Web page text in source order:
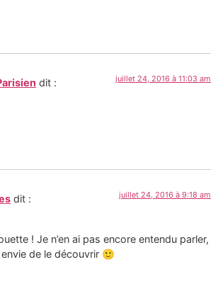
dit : juillet 24, 2016 à 11:03 am
dit : juillet 24, 2016 à 9:18 am
! Je n’en ai pas encore entendu parler,
de le découvrir 🙂